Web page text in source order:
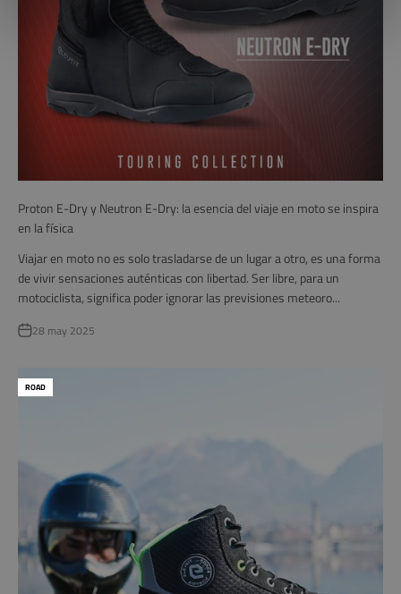
Proton E-Dry y Neutron E-Dry: la esencia del viaje en moto se inspira
en la física
Viajar en moto no es solo trasladarse de un lugar a otro, es una forma
de vivir sensaciones auténticas con libertad. Ser libre, para un
motociclista, significa poder ignorar las previsiones meteoro...
28 may 2025
ROAD